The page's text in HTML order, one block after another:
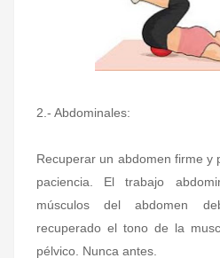
2.- Abdominales:
Recuperar un abdomen firme y
paciencia. El trabajo
músculos del abdomen
recuperado el tono de la
pélvico. Nunca antes.